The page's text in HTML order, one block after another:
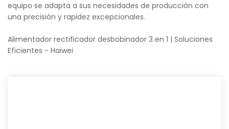
equipo se adapta a sus necesidades de producción con
una precisión y rapidez excepcionales.
Alimentador rectificador desbobinador 3 en 1 | Soluciones
Eficientes - Haiwei